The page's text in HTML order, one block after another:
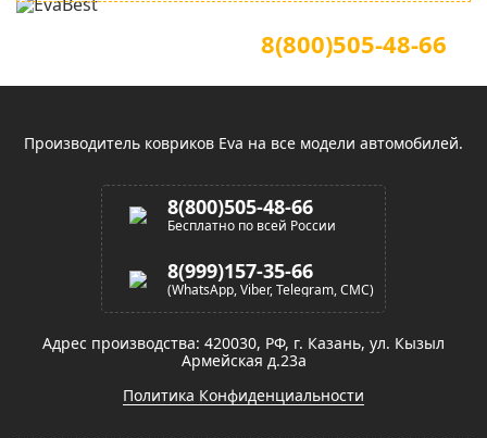
8(800)505-48-66
Производитель ковриков Eva на все модели автомобилей.
8(800)505-48-66
Бесплатно по всей России
8(999)157-35-66
(WhatsApp, Viber, Telegram, СМС)
Адрес производства: 420030, РФ, г. Казань, ул. Кызыл
Армейская д.23а
Политика Конфиденциальности